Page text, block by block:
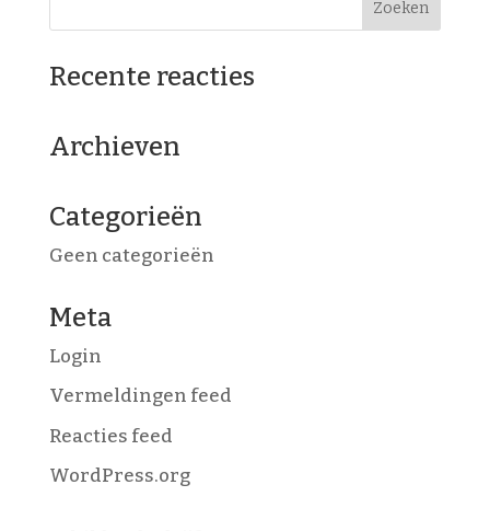
Recente reacties
Archieven
Categorieën
Geen categorieën
Meta
Login
Vermeldingen feed
Reacties feed
WordPress.org